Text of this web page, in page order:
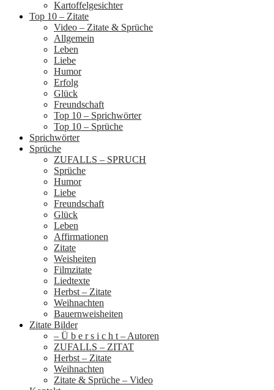
Kartoffelgesichter
Top 10 – Zitate
Video – Zitate & Sprüche
Allgemein
Leben
Liebe
Humor
Erfolg
Glück
Freundschaft
Top 10 – Sprichwörter
Top 10 – Sprüche
Sprichwörter
Sprüche
ZUFALLS – SPRUCH
Sprüche
Humor
Liebe
Freundschaft
Glück
Leben
Affirmationen
Zitate
Weisheiten
Filmzitate
Liedtexte
Herbst – Zitate
Weihnachten
Bauernweisheiten
Zitate Bilder
– Ü b e r s i c h t – Autoren
ZUFALLS – ZITAT
Herbst – Zitate
Weihnachten
Zitate & Sprüche – Video